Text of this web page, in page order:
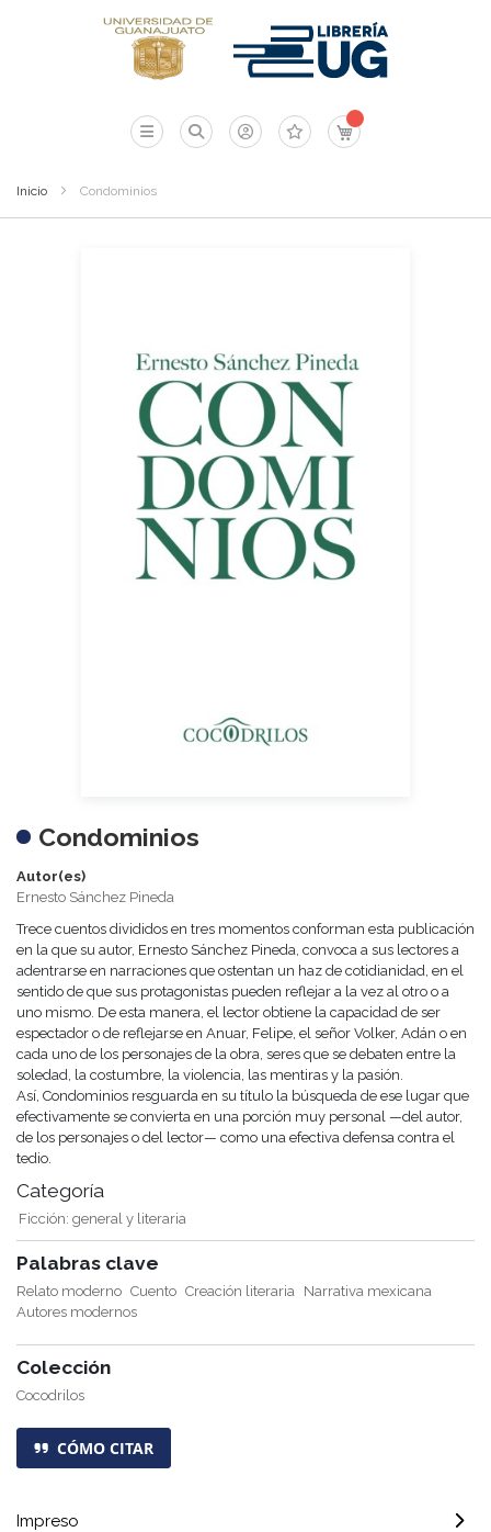
Mi carrito
Inicio Condominios
Condominios
Autor(es)
Ernesto Sánchez Pineda
Trece cuentos divididos en tres momentos conforman esta publicación
en la que su autor, Ernesto Sánchez Pineda, convoca a sus lectores a
adentrarse en narraciones que ostentan un haz de cotidianidad, en el
sentido de que sus protagonistas pueden reflejar a la vez al otro o a
uno mismo. De esta manera, el lector obtiene la capacidad de ser
espectador o de reflejarse en Anuar, Felipe, el señor Volker, Adán o en
cada uno de los personajes de la obra, seres que se debaten entre la
soledad, la costumbre, la violencia, las mentiras y la pasión.
Así, Condominios resguarda en su título la búsqueda de ese lugar que
efectivamente se convierta en una porción muy personal —del autor,
de los personajes o del lector— como una efectiva defensa contra el
tedio.
Categoría
Ficción: general y literaria
Palabras clave
Relato moderno Cuento Creación literaria
Narrativa mexicana
Autores modernos
Colección
Cocodrilos
CÓMO CITAR
Impreso